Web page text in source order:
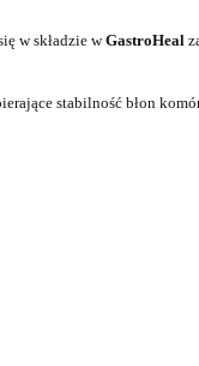
w składzie wGastroHeal z
stabilność błon